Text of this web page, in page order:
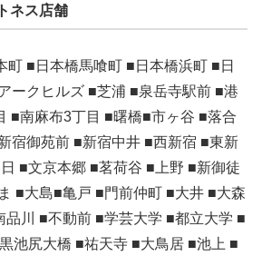
ネス店舗
町 ■日本橋馬喰町 ■日本橋浜町 ■日
ークヒルズ ■芝浦 ■泉岳寺駅前 ■港
■南麻布3丁目 ■曙橋■市ヶ谷 ■落合
宿御苑前 ■新宿中井 ■西新宿 ■東新
■文京本郷 ■茗荷谷 ■上野 ■新御徒
■大島■亀戸 ■門前仲町 ■大井 ■大森
品川 ■不動前 ■学芸大学 ■都立大学 ■
池尻大橋 ■祐天寺 ■大鳥居 ■池上 ■